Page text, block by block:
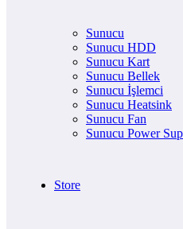
Sunucu
Sunucu HDD
Sunucu Kart
Sunucu Bellek
Sunucu İşlemci
Sunucu Heatsink
Sunucu Fan
Sunucu Power
Store